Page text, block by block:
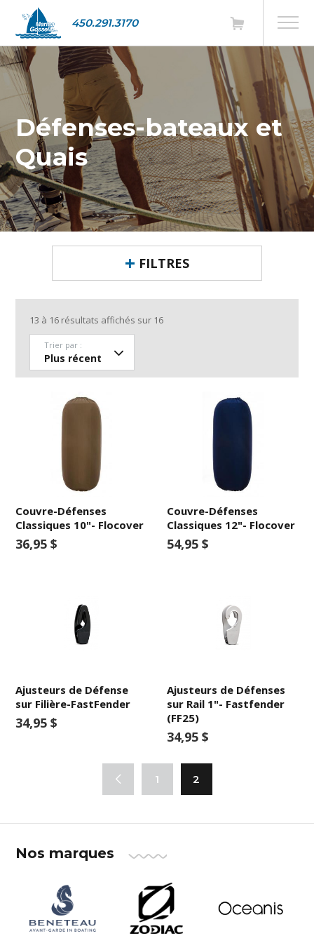
450.291.3170
Défenses-bateaux et
Quais
FILTRES
13 à 16 résultats affichés sur 16
Trier par :
Couvre-Défenses
Classiques 10"- Flocover
36,95 $
Couvre-Défenses
Classiques 12"- Flocover
54,95 $
Ajusteurs de Défense
sur Filière-FastFender
34,95 $
Ajusteurs de Défenses
sur Rail 1"- Fastfender
(FF25)
34,95 $
1 2
Nos marques